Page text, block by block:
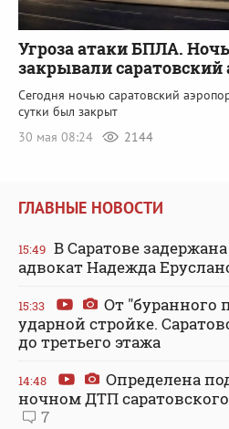
Угроза атаки БПЛА.
закрывали саратовский
Сегодня ночью саратовский
сутки был закрыт
30 мая 08:24
2144
ГЛАВНЫЕ НОВОСТИ
15:49 В Саратове
адвокат Надежда
15:33
От "буранного
ударной стройке.
до третьего этажа
14:48
Определена
ночном ДТП
7